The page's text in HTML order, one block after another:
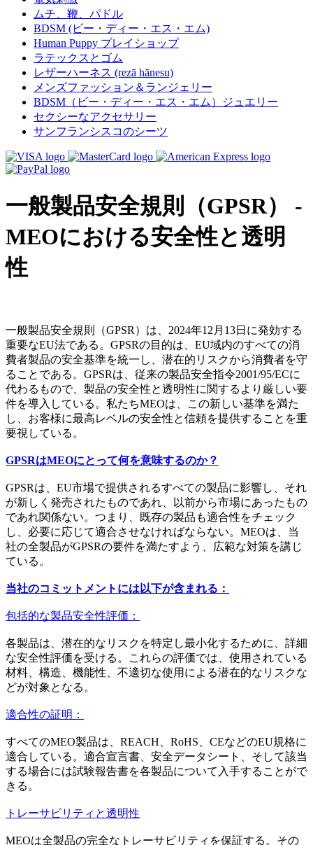
ムチ、鞭、パドル
BDSM (ビー・ディー・エス・エム)
Human Puppy プレイショップ
ラテックスとゴム
レザーハーネス (rezā hānesu)
メンズファッション＆ランジェリー
BDSM（ビー・ディー・エス・エム）ジュエリー
セクシーなアクセサリー
サンフランシスコのシーツ
一般製品安全規則（GPSR） -
MEOにおける安全性と透明
性
一般製品安全規則（GPSR）は、2024年12月13日に発効する
重要なEU法である。GPSRの目的は、EU域内のすべての消
費者製品の安全基準を統一し、潜在的リスクから消費者を守
ることである。GPSRは、従来の製品安全指令2001/95/ECに
代わるもので、製品の安全性と透明性に関するより厳しい要
件を導入している。私たちMEOは、この新しい基準を満た
し、お客様に最高レベルの安全性と信頼を提供することを重
要視している。
GPSRはMEOにとって何を意味するのか？
GPSRは、EU市場で提供されるすべての製品に影響し、それ
が新しく発売されたものであれ、以前から市場にあったもの
であれ関係ない。つまり、既存の製品も適合性をチェック
し、必要に応じて適合させなければならない。MEOは、当
社の全製品がGPSRの要件を満たすよう、広範な対策を講じ
ている。
当社のコミットメントには以下が含まれる：
包括的な製品安全性評価：
各製品は、潜在的なリスクを特定し最小化するために、詳細
な安全性評価を受ける。これらの評価では、使用されている
材料、構造、機能性、不適切な使用による潜在的なリスクな
どが対象となる。
適合性の証明：
すべてのMEO製品は、REACH、RoHS、CEなどのEU規格に
適合している。適合宣言書、安全データシート、そして該当
する場合には試験報告書を各製品について入手することがで
きる。
トレーサビリティと透明性
MEOは全製品の完全なトレーサビリティを保証する。その